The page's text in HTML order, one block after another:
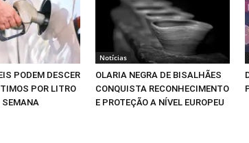
PODEM DESCER
POR LITRO
SEMANA
Notícias
OLARIA NEGRA DE BISALHÃES
CONQUISTA RECONHECIMENTO
E PROTEÇÃO A NÍVEL EUROPEU